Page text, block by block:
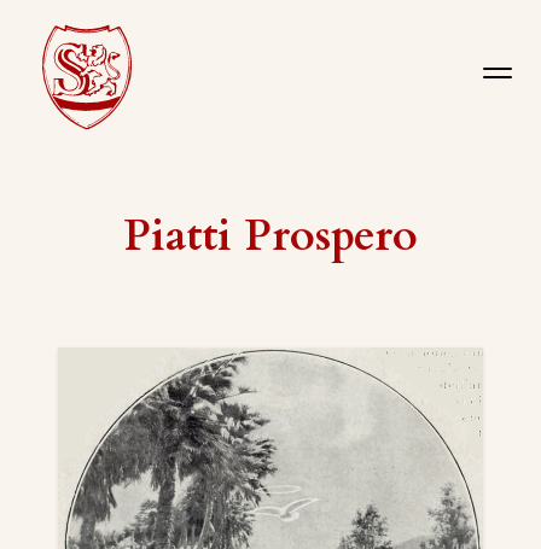
Piatti Prospero